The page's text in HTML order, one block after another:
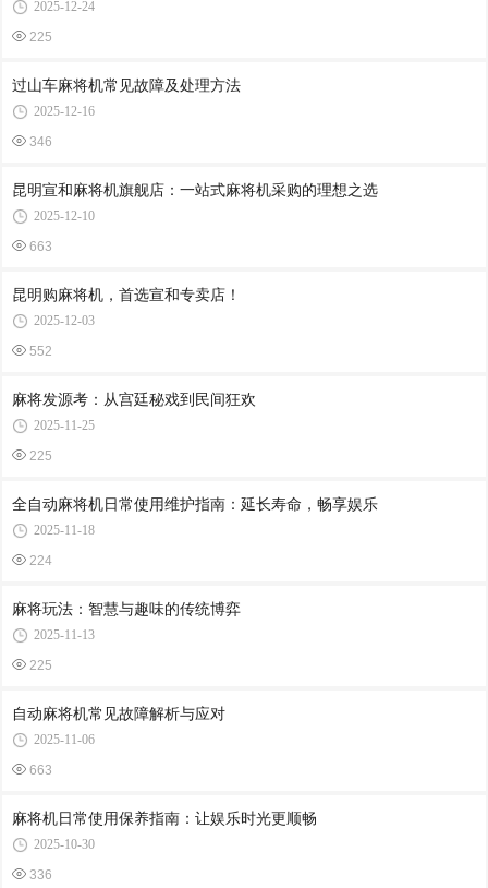
2025-12-24
225
过山车麻将机常见故障及处理方法
2025-12-16
346
昆明宣和麻将机旗舰店：一站式麻将机采购的理想之选
2025-12-10
663
昆明购麻将机，首选宣和专卖店！
2025-12-03
552
麻将发源考：从宫廷秘戏到民间狂欢
2025-11-25
225
全自动麻将机日常使用维护指南：延长寿命，畅享娱乐
2025-11-18
224
麻将玩法：智慧与趣味的传统博弈
2025-11-13
225
自动麻将机常见故障解析与应对
2025-11-06
663
麻将机日常使用保养指南：让娱乐时光更顺畅
2025-10-30
336